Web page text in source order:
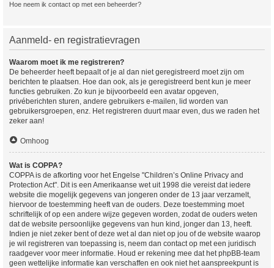
Hoe neem ik contact op met een beheerder?
Aanmeld- en registratievragen
Waarom moet ik me registreren?
De beheerder heeft bepaalt of je al dan niet geregistreerd moet zijn om
berichten te plaatsen. Hoe dan ook, als je geregistreerd bent kun je meer
functies gebruiken. Zo kun je bijvoorbeeld een avatar opgeven,
privéberichten sturen, andere gebruikers e-mailen, lid worden van
gebruikersgroepen, enz. Het registreren duurt maar even, dus we raden het
zeker aan!
Omhoog
Wat is COPPA?
COPPA is de afkorting voor het Engelse "Children’s Online Privacy and
Protection Act". Dit is een Amerikaanse wet uit 1998 die vereist dat iedere
website die mogelijk gegevens van jongeren onder de 13 jaar verzamelt,
hiervoor de toestemming heeft van de ouders. Deze toestemming moet
schriftelijk of op een andere wijze gegeven worden, zodat de ouders weten
dat de website persoonlijke gegevens van hun kind, jonger dan 13, heeft.
Indien je niet zeker bent of deze wet al dan niet op jou of de website waarop
je wil registreren van toepassing is, neem dan contact op met een juridisch
raadgever voor meer informatie. Houd er rekening mee dat het phpBB-team
geen wettelijke informatie kan verschaffen en ook niet het aanspreekpunt is